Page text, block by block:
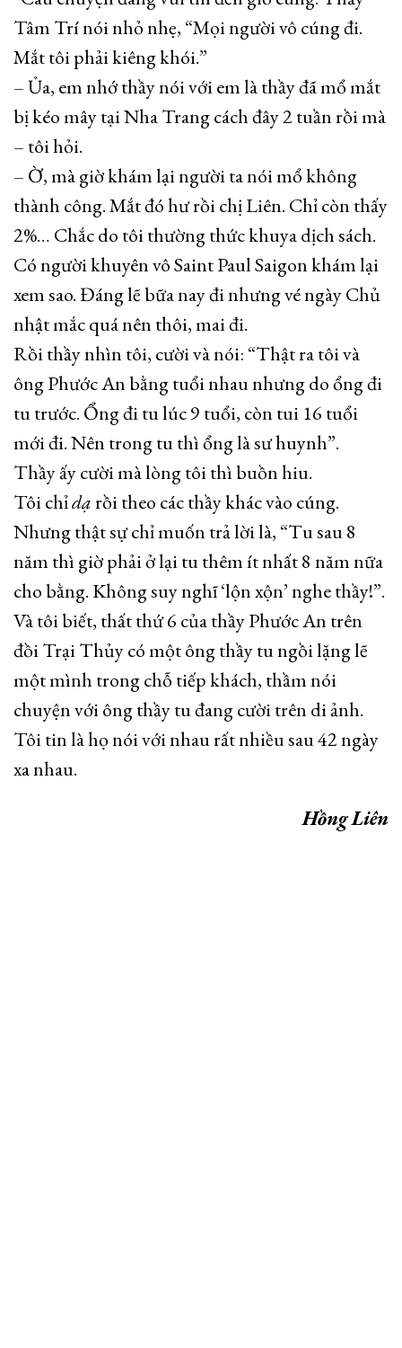
Tâm Trí nói nhỏ nhẹ, “Mọi người vô cúng đi.
Mắt tôi phải kiêng khói.”
– Ủa, em nhớ thầy nói với em là thầy đã mổ mắt
bị kéo mây tại Nha Trang cách đây 2 tuần rồi mà
– tôi hỏi.
– Ờ, mà giờ khám lại người ta nói mổ không
thành công. Mắt đó hư rồi chị Liên. Chỉ còn thấy
2%… Chắc do tôi thường thức khuya dịch sách.
Có người khuyên vô Saint Paul Saigon khám lại
xem sao. Đáng lẽ bữa nay đi nhưng vé ngày Chủ
nhật mắc quá nên thôi, mai đi.
Rồi thầy nhìn tôi, cười và nói: “Thật ra tôi và
ông Phước An bằng tuổi nhau nhưng do ổng đi
tu trước. Ổng đi tu lúc 9 tuổi, còn tui 16 tuổi
mới đi. Nên trong tu thì ổng là sư huynh”.
Thầy ấy cười mà lòng tôi thì buồn hiu.
Tôi chỉdạrồi theo các thầy khác vào cúng.
Nhưng thật sự chỉ muốn trả lời là, “Tu sau 8
năm thì giờ phải ở lại tu thêm ít nhất 8 năm nữa
cho bằng. Không suy nghĩ ‘lộn xộn’ nghe thầy!”.
Và tôi biết, thất thứ 6 của thầy Phước An trên
đồi Trại Thủy có một ông thầy tu ngồi lặng lẽ
một mình trong chỗ tiếp khách, thầm nói
chuyện với ông thầy tu đang cười trên di ảnh.
Tôi tin là họ nói với nhau rất nhiều sau 42 ngày
xa nhau.
Hồng Liên